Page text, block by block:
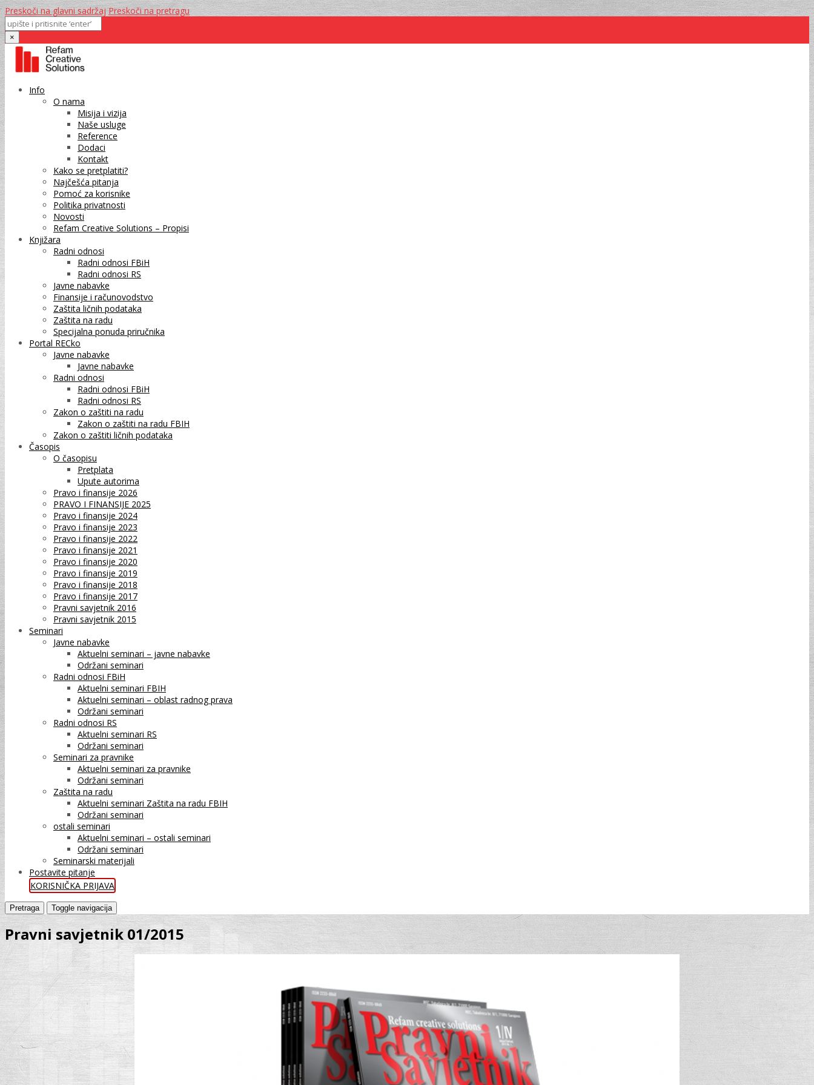
Preskoči na glavni sadržaj Preskoči na pretragu
×
Info
O nama
Misija i vizija
Naše usluge
Reference
Dodaci
Kontakt
Kako se pretplatiti?
Najčešća pitanja
Pomoć za korisnike
Politika privatnosti
Novosti
Refam Creative Solutions – Propisi
Knjižara
Radni odnosi
Radni odnosi FBiH
Radni odnosi RS
Javne nabavke
Finansije i računovodstvo
Zaštita ličnih podataka
Zaštita na radu
Specijalna ponuda priručnika
Portal RECko
Javne nabavke
Javne nabavke
Radni odnosi
Radni odnosi FBiH
Radni odnosi RS
Zakon o zaštiti na radu
Zakon o zaštiti na radu FBIH
Zakon o zaštiti ličnih podataka
Časopis
O časopisu
Pretplata
Upute autorima
Pravo i finansije 2026
PRAVO I FINANSIJE 2025
Pravo i finansije 2024
Pravo i finansije 2023
Pravo i finansije 2022
Pravo i finansije 2021
Pravo i finansije 2020
Pravo i finansije 2019
Pravo i finansije 2018
Pravo i finansije 2017
Pravni savjetnik 2016
Pravni savjetnik 2015
Seminari
Javne nabavke
Aktuelni seminari – javne nabavke
Održani seminari
Radni odnosi FBiH
Aktuelni seminari FBIH
Aktuelni seminari – oblast radnog prava
Održani seminari
Radni odnosi RS
Aktuelni seminari RS
Održani seminari
Seminari za pravnike
Aktuelni seminari za pravnike
Održani seminari
Zaštita na radu
Aktuelni seminari Zaštita na radu FBIH
Održani seminari
ostali seminari
Aktuelni seminari – ostali seminari
Održani seminari
Seminarski materijali
Postavite pitanje
KORISNIČKA PRIJAVA
Pretraga Toggle navigacija
Pravni savjetnik 01/2015